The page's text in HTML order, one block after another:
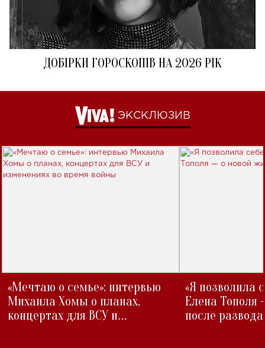
ДОБІРКИ ГОРОСКОПІВ НА 2026 РІК
ЭКСКЛЮЗИВ
«Мечтаю о семье»: интервью
Михаила Хомы о планах,
концертах для ВСУ и
«Я позволила
Елена Тополя
после развода